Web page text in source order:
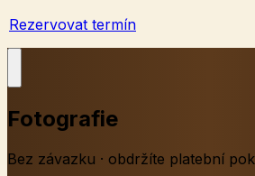
Rezervovat termín
Fotografie
Bez závazku · obdržíte platební